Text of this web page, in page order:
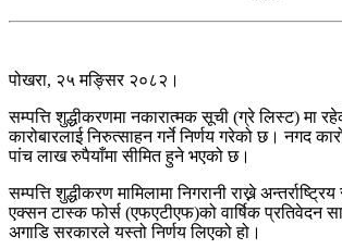
पोखरा, २५ मङ्सिर २०८२।
सम्पत्ति शुद्धीकरणमा नकारात्मक सूची (ग्रे लिस्ट) मा
कारोबारलाई निरुत्साहन गर्ने निर्णय गरेको छ। नगद
पांच लाख रुपैयाँमा सीमित हुने भएको छ।
सम्पत्ति शुद्धीकरण मामिलामा निगरानी राख्ने
एक्सन टास्क फोर्स (एफएटीएफ)को वार्षिक प्रतिवेदन
अगाडि सरकारले यस्तो निर्णय लिएको हो।